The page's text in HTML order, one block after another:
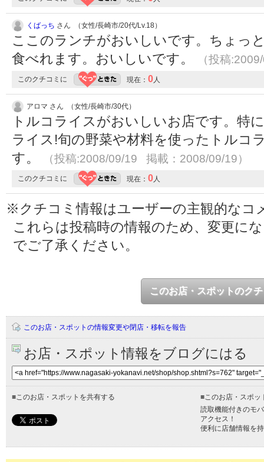
くばっち さん （女性/長崎市/20代/Lv.18）
ここのランチがおいしいです。ちょっ
食べれます。おいしいです。
（投稿
このクチコミに 現在： 0人
アロマ さん （女性/長崎市/30代）
トルコライスがおいしいお店です。特
ライス!旬の野菜や材料を使ったトルコ
す。
（投稿:2008/09/19 掲載：2008/09/19）
このクチコミに 現在： 0人
※クチコミ情報はユーザーの主観的なコ
これらは投稿時の情報のため、変更に
でご了承ください。
このお店・スポットのク
このお店・スポットの情報変更や閉店・移転を報告
お店・スポット情報をブログにはる
■このお店・スポットを共有する ■このお店・スポッ
読取機能付きのモ
アクセス！
便利に店舗情報を